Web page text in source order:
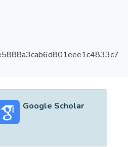
Google Scholar